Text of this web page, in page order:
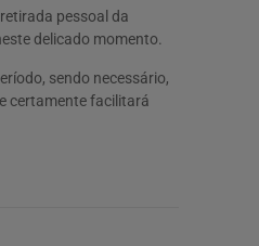
pessoal da
delicado momento.
sendo necessário,
certamente facilitará